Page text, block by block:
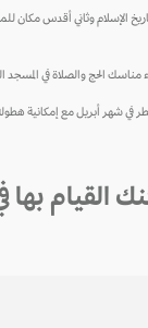
في تاريخ الإسلام وثاني
مناسك الحج والصلاة في
في شهر أبريل مع إمكانية
القيام بها